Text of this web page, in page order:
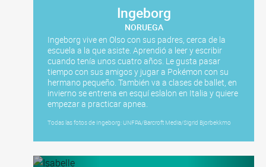
Ingeborg
NORUEGA
Ingeborg vive en Olso con sus padres, cerca de la
escuela a la que asiste. Aprendió a leer y escribir
cuando tenía unos cuatro años. Le gusta pasar
tiempo con sus amigos y jugar a Pokémon con su
hermano pequeño. También va a clases de ballet, en
invierno se entrena en esquí eslalon en Italia y quiere
empezar a practicar apnea.
Todas las fotos de Ingeborg: UNFPA/Barcroft Media/Sigrid Bjorbekkmo